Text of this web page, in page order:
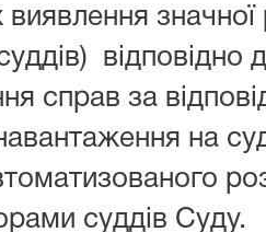
значної
суддів)
справ за
на
суддів Суду.